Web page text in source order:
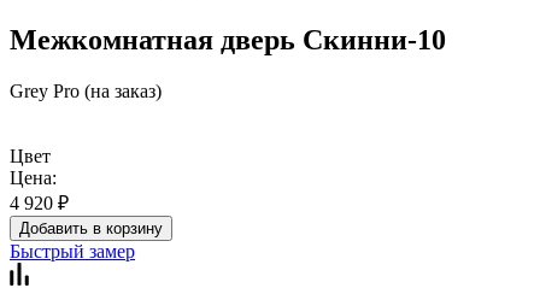
Межкомнатная дверь Скинни-10
Grey Pro (на заказ)
Цвет
Цена:
4 920 ₽
Добавить в корзину
Быстрый замер